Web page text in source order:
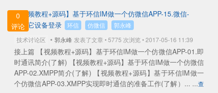
0
评论
【视频教程+源码】基于环信IM做一个仿微信APP-15.微信-
在其它设备登录
环信 仿微信
郭永峰
技术讨论区
• 郭永峰 发表了文章 • 5775 次浏览 • 2017-05-16 11:39
接上篇 【视频教程+源码】基于环信IM做一个仿微信APP-01.即
时通讯简介(了解) 【视频教程+源码】基于环信IM做一个仿微信
APP-02.XMPP简介(了解) 【视频教程+源码】基于环信IM做一
个仿微信APP-03.XMPP实现即时通信的准备工作(了解）... ...查